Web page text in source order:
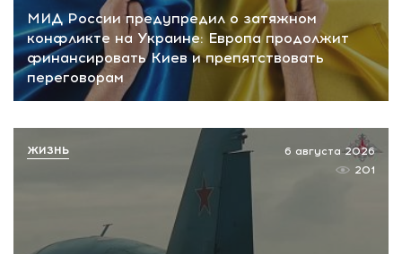
МИД России предупредил о затяжном
конфликте на Украине: Европа продолжит
финансировать Киев и препятствовать
переговорам
6 августа 2026
201
ЖИЗНЬ